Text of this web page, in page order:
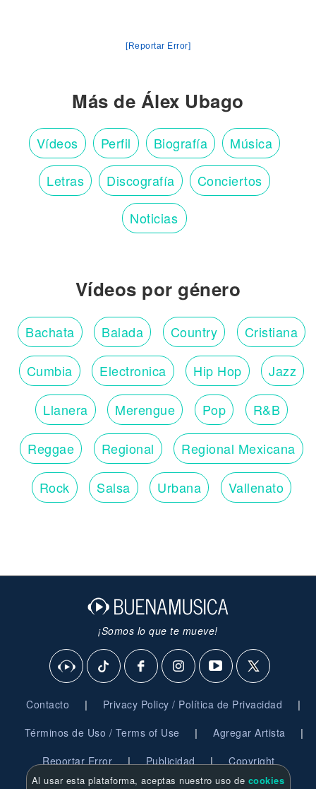
[Reportar Error]
Más de Álex Ubago
Vídeos Perfil Biografía Música
Letras Discografía Conciertos
Noticias
Vídeos por género
Bachata Balada Country Cristiana
Cumbia Electronica Hip Hop Jazz
Llanera Merengue Pop R&B
Reggae Regional Regional Mexicana
Rock Salsa Urbana Vallenato
¡Somos lo que te mueve!
Contacto | Privacy Policy / Política de Privacidad |
Términos de Uso / Terms of Use | Agregar Artista |
Reportar Error | Publicidad | Copyright
Al usar esta plataforma, aceptas nuestro uso de cookies